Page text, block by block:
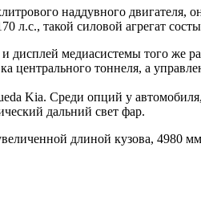
наддувного
л.с., такой силовой агрегат
медиасистемы того же
центрального тоннеля, а
Kia. Среди опций у
дальний свет фар.
длиной кузова, 4980